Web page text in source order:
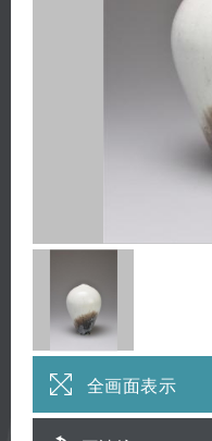
全画面表示